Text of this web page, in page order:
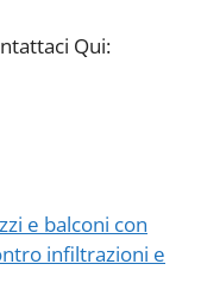
Qui:
e balconi con
infiltrazioni e